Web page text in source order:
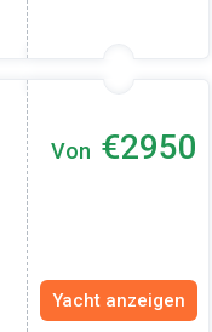
Von €2950
Yacht anzeigen